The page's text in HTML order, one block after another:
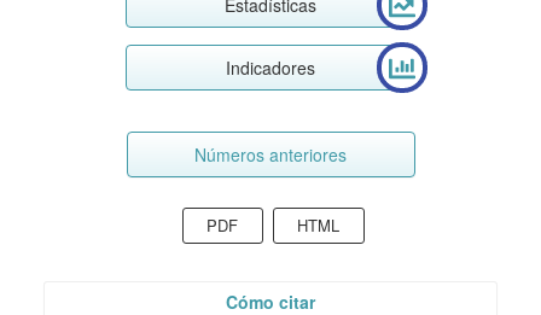
Indicadores
Números anteriores
PDF HTML
Cómo citar